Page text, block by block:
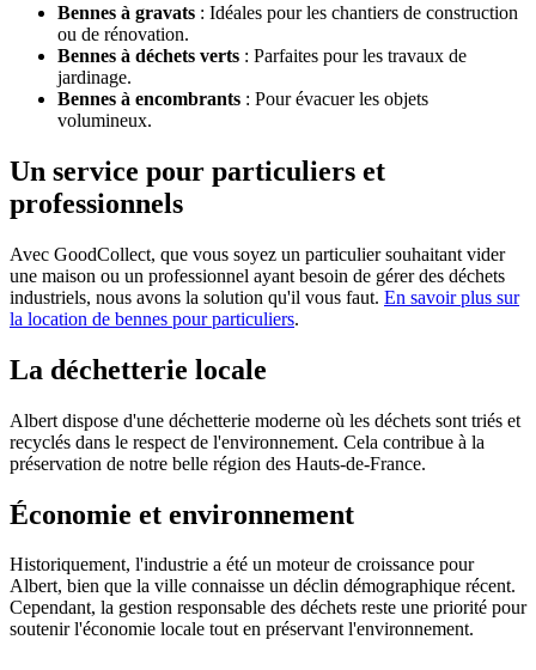
Bennes à gravats : Idéales pour les chantiers de construction
ou de rénovation.
Bennes à déchets verts : Parfaites pour les travaux de
jardinage.
Bennes à encombrants : Pour évacuer les objets
volumineux.
Un service pour particuliers et
professionnels
Avec GoodCollect, que vous soyez un particulier souhaitant vider
une maison ou un professionnel ayant besoin de gérer des déchets
industriels, nous avons la solution qu'il vous faut. En savoir plus sur
la location de bennes pour particuliers.
La déchetterie locale
Albert dispose d'une déchetterie moderne où les déchets sont triés et
recyclés dans le respect de l'environnement. Cela contribue à la
préservation de notre belle région des Hauts-de-France.
Économie et environnement
Historiquement, l'industrie a été un moteur de croissance pour
Albert, bien que la ville connaisse un déclin démographique récent.
Cependant, la gestion responsable des déchets reste une priorité pour
soutenir l'économie locale tout en préservant l'environnement.